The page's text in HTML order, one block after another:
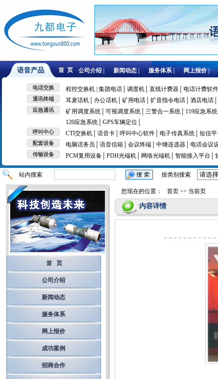
语音产品 首 页 公司介绍 | 新闻动态 | 服务体系 | 网上报价 |
电话交换 程控交换机 | 集团电话│ 调度机│ 直线计费器│ 电话计费软
通讯终端 耳麦话机│ 办公话机│ 矿用电话│ 扩音指令电话│ 酒店电话│
应急通讯 矿用调度系统│ 可视调度系统│ 三警合一系统│
119应急系
120应急系统│ GPS车辆定位│
呼叫中心 CTI交换机│ 语音卡│ 呼叫中心软件│ 电子传真系统│ 短信
配套设备 电脑话务员│ 语音信箱│ 会议终端│ 中继连选器│ 电话会议
传输设备 PCM复用设备│ PDH光端机│ 网络光端机│ 智能接入平台│
站内搜索 按类别搜索
首 页
公司介绍
新闻动态
服务体系
网上报价
成功案例
招商合作
您现在的位置： 首页 >> 当前页
内容详情